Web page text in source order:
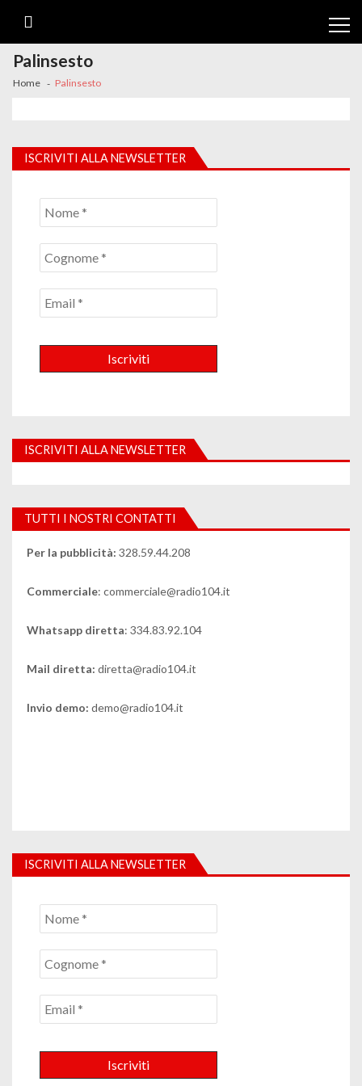
Palinsesto
Home Palinsesto
ISCRIVITI ALLA NEWSLETTER
ISCRIVITI ALLA NEWSLETTER
TUTTI I NOSTRI CONTATTI
Per la pubblicità: 328.59.44.208
Commerciale: commerciale@radio104.it
Whatsapp diretta: 334.83.92.104
Mail diretta: diretta@radio104.it
Invio demo: demo@radio104.it
ISCRIVITI ALLA NEWSLETTER